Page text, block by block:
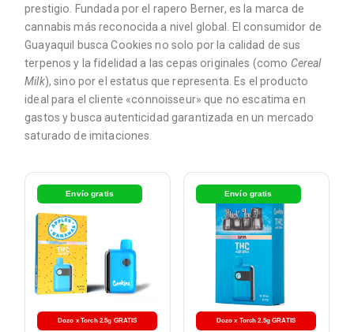
prestigio. Fundada por el rapero Berner, es la marca de
cannabis más reconocida a nivel global. El consumidor de
Guayaquil busca Cookies no solo por la calidad de sus
terpenos y la fidelidad a las cepas originales (como Cereal
Milk), sino por el estatus que representa. Es el producto
ideal para el cliente «connoisseur» que no escatima en
gastos y busca autenticidad garantizada en un mercado
saturado de imitaciones.
Envío gratis
Dozo x Torch 2.5g GRATIS
Envío gratis
Dozo x Torch 2.5g GRATIS